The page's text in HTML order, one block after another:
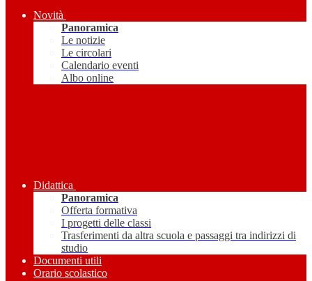
Novità
Panoramica
Le notizie
Le circolari
Calendario eventi
Albo online
Didattica
Panoramica
Offerta formativa
I progetti delle classi
Trasferimenti da altra scuola e passaggi tra indirizzi di
studio
Documenti utili
Orario scolastico